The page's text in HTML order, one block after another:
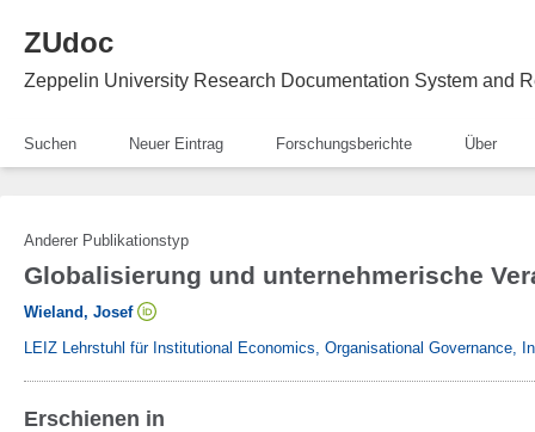
ZUdoc
Zeppelin University Research Documentation System and
Suchen Neuer Eintrag Forschungsberichte Über
Anderer Publikationstyp
Globalisierung und unternehmerische
Wieland, Josef
LEIZ Lehrstuhl für Institutional Economics, Organisational Governance,
Erschienen in